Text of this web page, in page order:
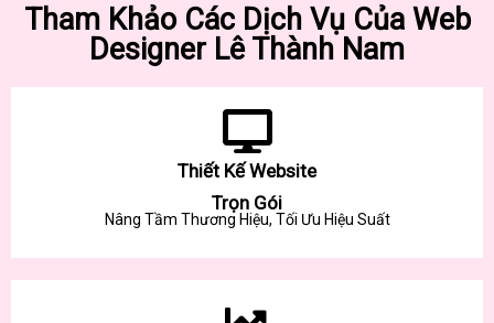
Tham Khảo Các Dịch Vụ Của Web
Designer Lê Thành Nam
Thiết Kế Website
Trọn Gói
Nâng Tầm Thương Hiệu, Tối Ưu Hiệu Suất